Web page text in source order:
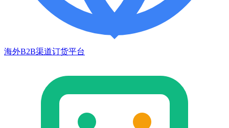
海外B2B渠道订货平台